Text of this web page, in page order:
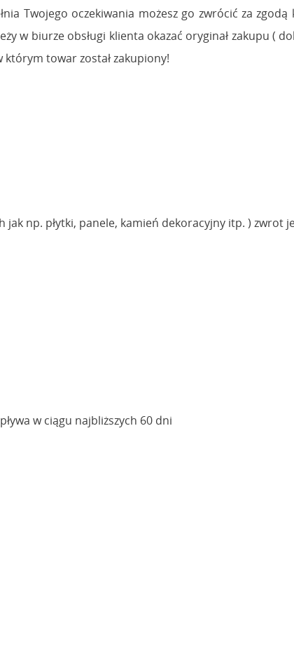
Twojego oczekiwania możesz go zwrócić za
w biurze obsługi klienta okazać oryginał zakupu
którym towar został zakupiony!
np. płytki, panele, kamień dekoracyjny itp. ) zwrot
w ciągu najbliższych 60 dni